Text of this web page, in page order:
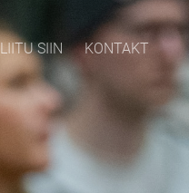
LIITU SIIN KONTAKT